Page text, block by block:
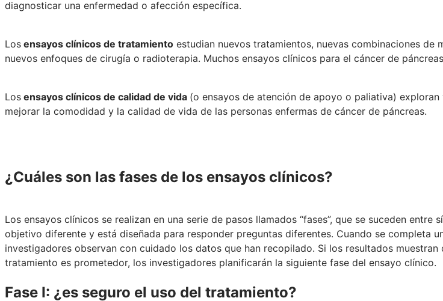
diagnosticar una enfermedad o afección específica.
Los ensayos clínicos de tratamiento estudian nuevos tratamientos, nuevas combinaciones de
nuevos enfoques de cirugía o radioterapia. Muchos ensayos clínicos para el cáncer de
Los ensayos clínicos de calidad de vida (o ensayos de atención de apoyo o paliativa)
mejorar la comodidad y la calidad de vida de las personas enfermas de cáncer de páncreas.
¿Cuáles son las fases de los ensayos clínicos?
Los ensayos clínicos se realizan en una serie de pasos llamados “fases”, que se suceden entre
objetivo diferente y está diseñada para responder preguntas diferentes. Cuando se completa
investigadores observan con cuidado los datos que han recopilado. Si los resultados muestran
tratamiento es prometedor, los investigadores planificarán la siguiente fase del ensayo clínico.
Fase I: ¿es seguro el uso del tratamiento?